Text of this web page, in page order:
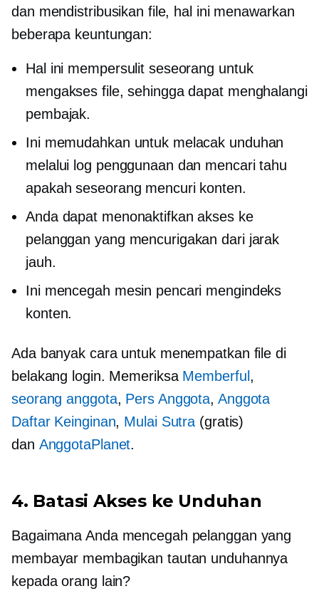
dan mendistribusikan file, hal ini menawarkan
beberapa keuntungan:
Hal ini mempersulit seseorang untuk
mengakses file, sehingga dapat menghalangi
pembajak.
Ini memudahkan untuk melacak unduhan
melalui log penggunaan dan mencari tahu
apakah seseorang mencuri konten.
Anda dapat menonaktifkan akses ke
pelanggan yang mencurigakan dari jarak
jauh.
Ini mencegah mesin pencari mengindeks
konten.
Ada banyak cara untuk menempatkan file di
belakang login. Memeriksa Memberful,
seorang anggota, Pers Anggota, Anggota
Daftar Keinginan, Mulai Sutra (gratis)
dan AnggotaPlanet.
4. Batasi Akses ke Unduhan
Bagaimana Anda mencegah pelanggan yang
membayar membagikan tautan unduhannya
kepada orang lain?